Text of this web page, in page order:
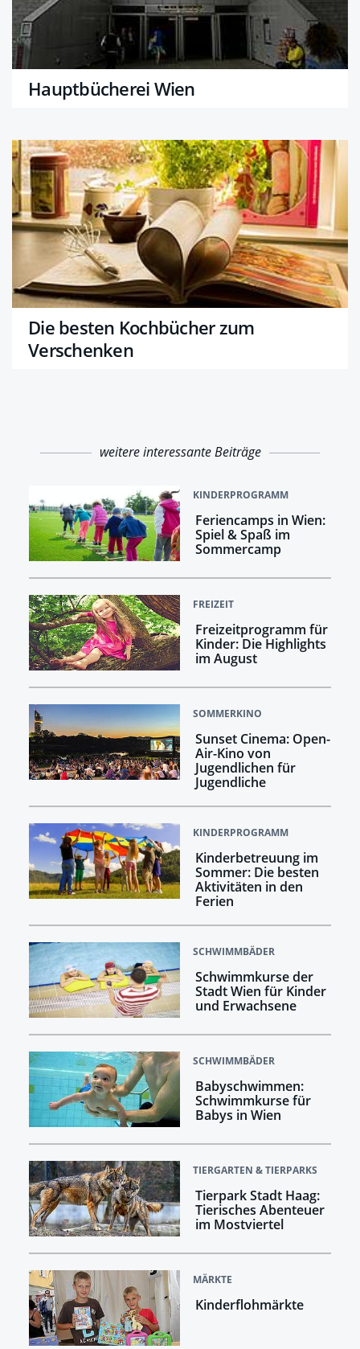
Hauptbücherei Wien
Die besten Kochbücher zum
Verschenken
weitere interessante Beiträge
KINDERPROGRAMM
Feriencamps in Wien:
Spiel & Spaß im
Sommercamp
FREIZEIT
Freizeitprogramm für
Kinder: Die Highlights
im August
SOMMERKINO
Sunset Cinema: Open-
Air-Kino von
Jugendlichen für
Jugendliche
KINDERPROGRAMM
Kinderbetreuung im
Sommer: Die besten
Aktivitäten in den
Ferien
SCHWIMMBÄDER
Schwimmkurse der
Stadt Wien für Kinder
und Erwachsene
SCHWIMMBÄDER
Babyschwimmen:
Schwimmkurse für
Babys in Wien
TIERGARTEN & TIERPARKS
Tierpark Stadt Haag:
Tierisches Abenteuer
im Mostviertel
MÄRKTE
Kinderflohmärkte